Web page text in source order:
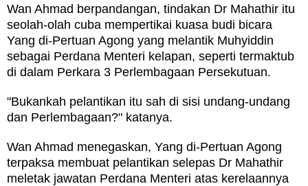
Wan Ahmad berpandangan, tindakan Dr Mahathir itu
seolah-olah cuba mempertikai kuasa budi bicara
Yang di-Pertuan Agong yang melantik Muhyiddin
sebagai Perdana Menteri kelapan, seperti termaktub
di dalam Perkara 3 Perlembagaan Persekutuan.
"Bukankah pelantikan itu sah di sisi undang-undang
dan Perlembagaan?" katanya.
Wan Ahmad menegaskan, Yang di-Pertuan Agong
terpaksa membuat pelantikan selepas Dr Mahathir
meletak jawatan Perdana Menteri atas kerelaannya